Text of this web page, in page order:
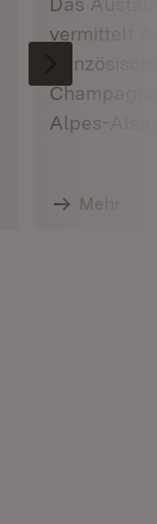
vermittelt
Alpes-
Mehr